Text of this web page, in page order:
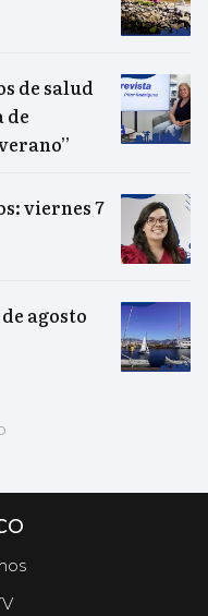
de salud
de
viernes 7
agosto